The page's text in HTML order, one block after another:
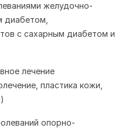
желудочно-
диабетом,
с сахарным диабетом и
лечение
пластика кожи,
опорно-